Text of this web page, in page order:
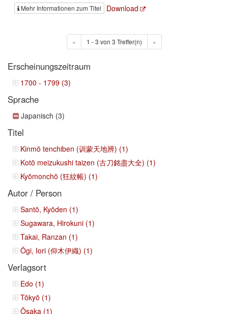
Mehr Informationen zum Titel Download
« 1 - 3 von 3 Treffer(n) »
Erscheinungszeitraum
1700 - 1799 (3)
Sprache
Japanisch (3)
Titel
Kinmō tenchiben (训蒙天地辨) (1)
Kotō meizukushi taizen (古刀銘盡大全) (1)
Kyōmonchō (狂紋帳) (1)
Autor / Person
Santō, Kyōden (1)
Sugawara, Hirokuni (1)
Takai, Ranzan (1)
Ōgi, Iori (仰木伊織) (1)
Verlagsort
Edo (1)
Tōkyō (1)
Ōsaka (1)